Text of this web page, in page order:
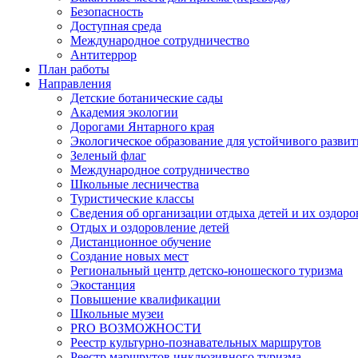
Безопасность
Доступная среда
Международное сотрудничество
Антитеррор
План работы
Направления
Детские ботанические сады
Академия экологии
Дорогами Янтарного края
Экологическое образование для устойчивого
Зеленый флаг
Международное сотрудничество
Школьные лесничества
Туристические классы
Сведения об организации отдыха детей и их
Отдых и оздоровление детей
Дистанционное обучение
Создание новых мест
Региональный центр детско-юношеского туризма
Экостанция
Повышение квалификации
Школьные музеи
PRO ВОЗМОЖНОСТИ
Реестр культурно-познавательных маршрутов